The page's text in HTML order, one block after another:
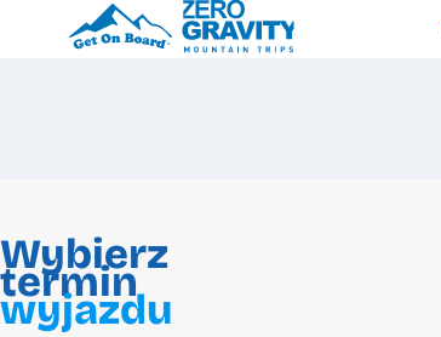
Wybierz
termin
wyjazdu